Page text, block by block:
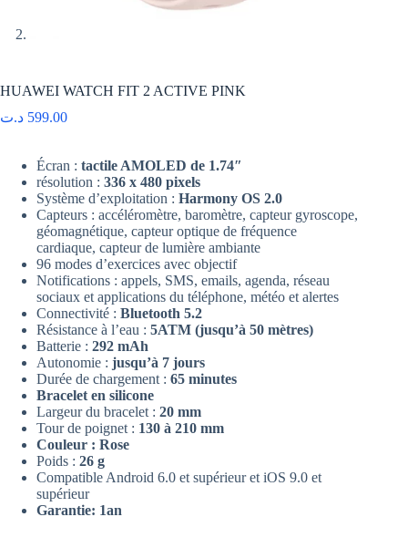
HUAWEI WATCH FIT 2 ACTIVE PINK
599.00 د.ت
Écran : tactile AMOLED de 1.74″
résolution : 336 x 480 pixels
Système d’exploitation : Harmony OS 2.0
Capteurs : accéléromètre, baromètre, capteur gyroscope,
géomagnétique, capteur optique de fréquence
cardiaque, capteur de lumière ambiante
96 modes d’exercices avec objectif
Notifications : appels, SMS, emails, agenda, réseau
sociaux et applications du téléphone, météo et alertes
Connectivité : Bluetooth 5.2
Résistance à l’eau : 5ATM (jusqu’à 50 mètres)
Batterie : 292 mAh
Autonomie : jusqu’à 7 jours
Durée de chargement : 65 minutes
Bracelet en silicone
Largeur du bracelet : 20 mm
Tour de poignet : 130 à 210 mm
Couleur : Rose
Poids : 26 g
Compatible Android 6.0 et supérieur et iOS 9.0 et
supérieur
Garantie: 1an